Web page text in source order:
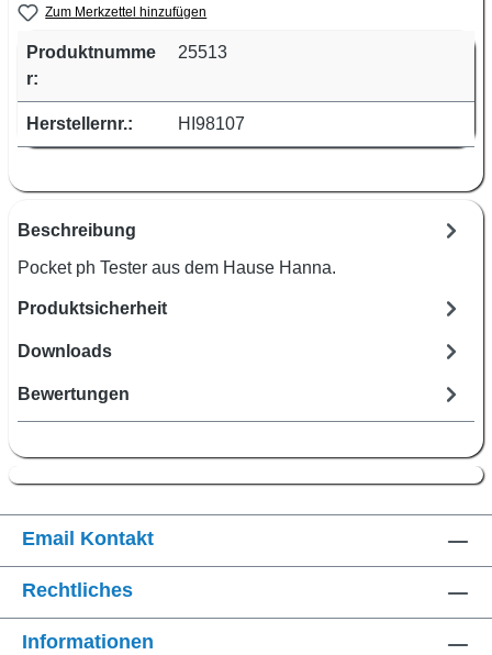
Zum Merkzettel hinzufügen
Produktnumme
r:
25513
Herstellernr.: HI98107
Beschreibung
Pocket ph Tester aus dem Hause Hanna.
Produktsicherheit
Downloads
Bewertungen
Email Kontakt
Rechtliches
Informationen